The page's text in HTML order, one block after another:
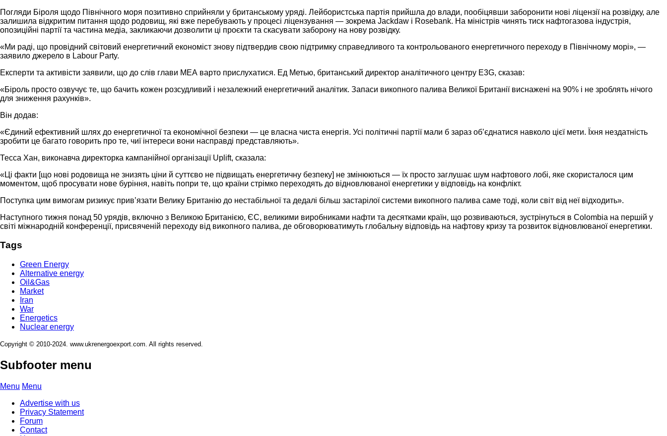
Погляди Біроля щодо Північного моря позитивно сприйняли у британському уряді. Лейбористська партія прийшла до влади, пообіцявши заборонити нові ліцензії на розвідку, але
залишила відкритим питання щодо родовищ, які вже перебувають у процесі ліцензування — зокрема Jackdaw і Rosebank. На міністрів чинять тиск нафтогазова індустрія,
опозиційні партії та частина медіа, закликаючи дозволити ці проєкти та скасувати заборону на нову розвідку.
«Ми раді, що провідний світовий енергетичний економіст знову підтвердив свою підтримку справедливого та контрольованого енергетичного переходу в Північному морі», —
заявило джерело в Labour Party.
Експерти та активісти заявили, що до слів глави МЕА варто прислухатися. Ед Метью, британський директор аналітичного центру E3G, сказав:
«Біроль просто озвучує те, що бачить кожен розсудливий і незалежний енергетичний аналітик. Запаси викопного палива Великої Британії виснажені на 90% і не зроблять нічого
для зниження рахунків».
Він додав:
«Єдиний ефективний шлях до енергетичної та економічної безпеки — це власна чиста енергія. Усі політичні партії мали б зараз об’єднатися навколо цієї мети. Їхня нездатність
зробити це багато говорить про те, чиї інтереси вони насправді представляють».
Тесса Хан, виконавча директорка кампанійної організації Uplift, сказала:
«Ці факти [що нові родовища не знизять ціни й суттєво не підвищать енергетичну безпеку] не змінюються — їх просто заглушає шум нафтового лобі, яке скористалося цим
моментом, щоб просувати нове буріння, навіть попри те, що країни стрімко переходять до відновлюваної енергетики у відповідь на конфлікт.
Поступка цим вимогам ризикує прив’язати Велику Британію до нестабільної та дедалі більш застарілої системи викопного палива саме тоді, коли світ від неї відходить».
Наступного тижня понад 50 урядів, включно з Великою Британією, ЄС, великими виробниками нафти та десятками країн, що розвиваються, зустрінуться в Colombia на першій у
світі міжнародній конференції, присвяченій переходу від викопного палива, де обговорюватимуть глобальну відповідь на нафтову кризу та розвиток відновлюваної енергетики.
Tags
Green Energy
Alternative energy
Oil&Gas
Market
Iran
War
Energetics
Nuclear energy
Copyright © 2010-2024. www.ukrenergoexport.com. All rights reserved.
Subfooter menu
Menu Menu
Advertise with us
Privacy Statement
Forum
Contact